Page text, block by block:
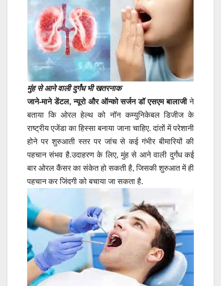
मुंह से आने वाली दुर्गंध भी खतरनाक
जाने-माने डेंटल, न्यूरो और ऑन्को सर्जन डॉ एसएम बालाजीने
बताया कि ओरल हेल्थ को नॉन कम्युनिकेबल डिजीज के
राष्ट्रीय एजेंडा का हिस्सा बनाया जाना चाहिए. दांतों में परेशानी
होने पर शुरुआती स्तर पर जांच से कई गंभीर बीमारियों की
पहचान संभव है.उदाहरण के लिए, मुंह से आने वाली दुर्गंध कई
बार ओरल कैंसर का संकेत हो सकती है, जिसकी शुरुआत में ही
पहचान कर जिंदगी को बचाया जा सकता है.